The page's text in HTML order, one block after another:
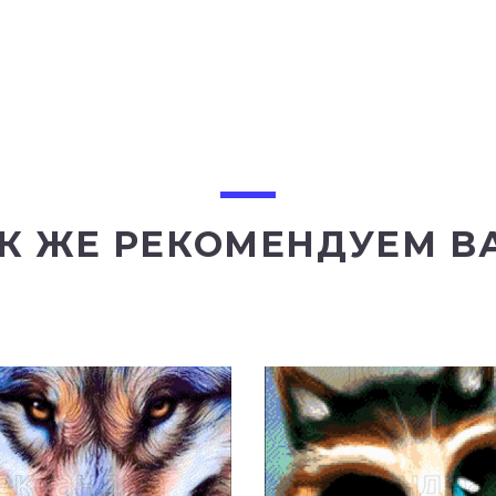
ЖЕ РЕКОМЕНДУЕМ